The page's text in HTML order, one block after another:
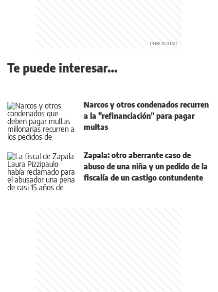
Te puede interesar...
Narcos y otros condenados recurren
a la "refinanciación" para pagar
multas
Zapala: otro aberrante caso de
abuso de una niña y un pedido de la
fiscalía de un castigo contundente